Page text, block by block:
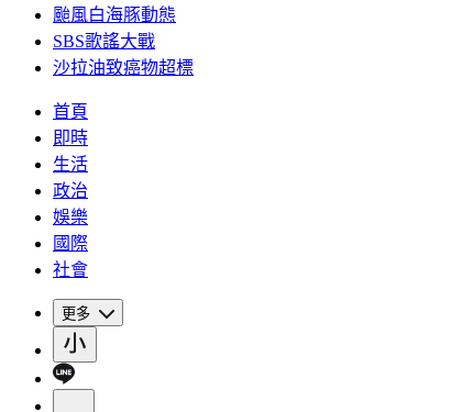
颱風白海豚動態
SBS歌謠大戰
沙拉油致癌物超標
首頁
即時
生活
政治
娛樂
國際
社會
更多